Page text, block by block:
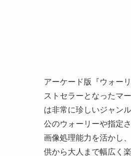
アーケード版『ウォー
ストセラーとなったマ
は非常に珍しいジャン
公のウォーリーや指定
画像処理能力を活かし
供から大人まで幅広く